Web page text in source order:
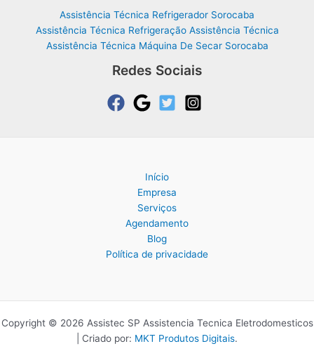
Assistência Técnica Refrigerador Sorocaba
Assistência Técnica Refrigeração Assistência Técnica
Assistência Técnica Máquina De Secar Sorocaba
Redes Sociais
Início
Empresa
Serviços
Agendamento
Blog
Política de privacidade
Copyright © 2026 Assistec SP Assistencia Tecnica Eletrodomesticos
| Criado por: MKT Produtos Digitais.